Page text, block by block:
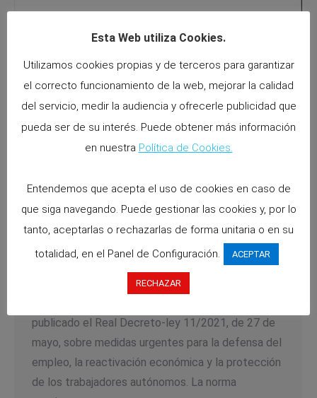
R.D.-Ley 11/2021, de 27 de mayo:
medidas para la defensa del empleo I.
Noticias
R.D.-Ley 11/2021, de 27 de mayo: medidas para la
defensa del empleo I. ERTES y medidas para
publicado el Real Decreto-ley 11/2021, de 27 de
mayo, sobre medidas urgentes para la defensa del
empleo, la reactivación económica y la protección
de los trabajadores autónomos. La norma
Esta Web utiliza Cookies.
Utilizamos cookies propias y de terceros para garantizar
el correcto funcionamiento de la web, mejorar la calidad
del servicio, medir la audiencia y ofrecerle publicidad que
pueda ser de su interés. Puede obtener más información
en nuestra Política de Cookies.
Entendemos que acepta el uso de cookies en caso de
que siga navegando. Puede gestionar las cookies y, por lo
tanto, aceptarlas o rechazarlas de forma unitaria o en su
totalidad, en el Panel de Configuración.
ACEPTAR
RECHAZAR